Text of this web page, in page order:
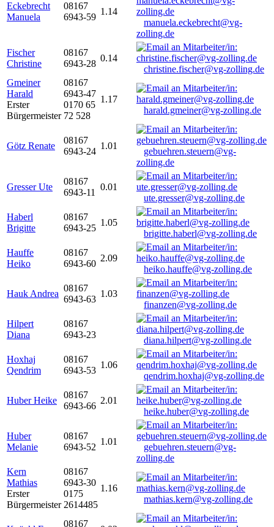
Eckebrecht
Manuela
08167
6943-59
1.14
manuela.eckebrecht@vg-
zolling.de
Fischer
Christine
08167
6943-28
0.14
christine.fischer@vg-zolling.de
Gmeiner
Harald
Erster
Bürgermeister
08167
6943-47
0170 65
72 528
1.17
harald.gmeiner@vg-zolling.de
Götz Renate
08167
6943-24
1.01
gebuehren.steuern@vg-
zolling.de
Gresser Ute
08167
6943-11
0.01
ute.gresser@vg-zolling.de
Haberl
Brigitte
08167
6943-25
1.05
brigitte.haberl@vg-zolling.de
Hauffe
Heiko
08167
6943-60
2.09
heiko.hauffe@vg-zolling.de
Hauk Andrea
08167
6943-63
1.03
finanzen@vg-zolling.de
Hilpert
Diana
08167
6943-23
diana.hilpert@vg-zolling.de
Hoxhaj
Qendrim
08167
6943-53
1.06
qendrim.hoxhaj@vg-zolling.de
Huber Heike
08167
6943-66
2.01
heike.huber@vg-zolling.de
Huber
Melanie
08167
6943-52
1.01
gebuehren.steuern@vg-
zolling.de
Kern
Mathias
Erster
Bürgermeister
08167
6943-30
0175
2614485
1.16
mathias.kern@vg-zolling.de
08167